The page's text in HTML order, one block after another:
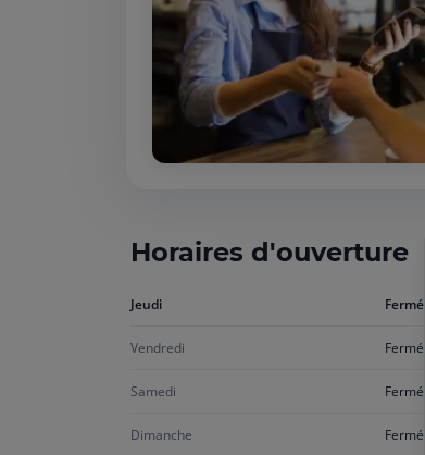
Horaires d'ouverture
JeudiAujourd'hui
Fermé
Vendredi Fermé
Samedi Fermé
Dimanche Fermé